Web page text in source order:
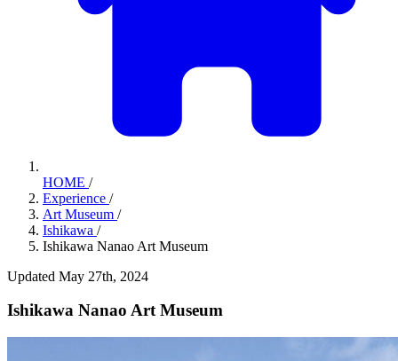
HOME /
Experience /
Art Museum /
Ishikawa /
Ishikawa Nanao Art Museum
Updated May 27th, 2024
Ishikawa Nanao Art Museum